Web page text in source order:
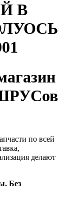
В
по всей
делают
Без